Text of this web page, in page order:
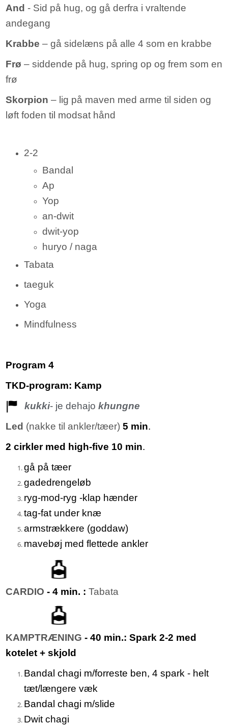
And - Sid på hug, og gå derfra i vraltende
andegang
Krabbe – gå sidelæns på alle 4 som en krabbe
Frø – siddende på hug, spring op og frem som en
frø
Skorpion – lig på maven med arme til siden og
løft foden til modsat hånd
2-2
Bandal
Ap
Yop
an-dwit
dwit-yop
huryo / naga
Tabata
taeguk
Yoga
Mindfulness
Program 4
TKD-program: Kamp
kukki- je dehajo khungne
Led (nakke til ankler/tæer) 5 min.
2 cirkler med high-five 10 min.
gå på tæer
gadedrengeløb
ryg-mod-ryg -klap hænder
tag-fat under knæ
armstrækkere (goddaw)
mavebøj med flettede ankler
CARDIO - 4 min. : Tabata
KAMPTRÆNING - 40 min.: Spark 2-2 med
kotelet + skjold
Bandal chagi m/forreste ben, 4 spark - helt
tæt/længere væk
Bandal chagi m/slide
Dwit chagi